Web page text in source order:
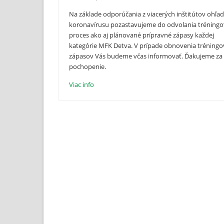
Na základe odporúčania z viacerých inštitútov
koronavírusu pozastavujeme do odvolania
proces ako aj plánované prípravné zápasy každej
kategórie MFK Detva. V prípade obnovenia
zápasov Vás budeme včas informovať. Ďakujeme za
pochopenie.
Viac info